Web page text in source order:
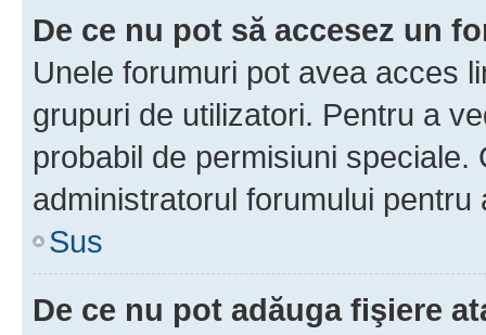
De ce nu pot să accesez un
Unele forumuri pot avea acces
grupuri de utilizatori. Pentru a
probabil de permisiuni
administratorul forumului pentru
Sus
De ce nu pot adăuga fişiere